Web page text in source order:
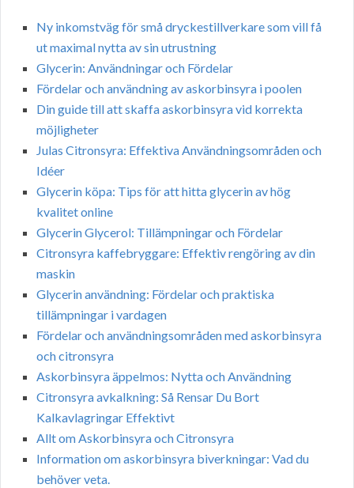
Ny inkomstväg för små dryckestillverkare som vill få
ut maximal nytta av sin utrustning
Glycerin: Användningar och Fördelar
Fördelar och användning av askorbinsyra i poolen
Din guide till att skaffa askorbinsyra vid korrekta
möjligheter
Julas Citronsyra: Effektiva Användningsområden och
Idéer
Glycerin köpa: Tips för att hitta glycerin av hög
kvalitet online
Glycerin Glycerol: Tillämpningar och Fördelar
Citronsyra kaffebryggare: Effektiv rengöring av din
maskin
Glycerin användning: Fördelar och praktiska
tillämpningar i vardagen
Fördelar och användningsområden med askorbinsyra
och citronsyra
Askorbinsyra äppelmos: Nytta och Användning
Citronsyra avkalkning: Så Rensar Du Bort
Kalkavlagringar Effektivt
Allt om Askorbinsyra och Citronsyra
Information om askorbinsyra biverkningar: Vad du
behöver veta.